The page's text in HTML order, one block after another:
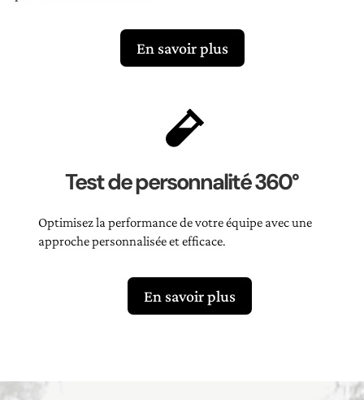
En savoir plus

Test de personnalité 360°
Optimisez la performance de votre équipe avec une
approche personnalisée et efficace.
En savoir plus